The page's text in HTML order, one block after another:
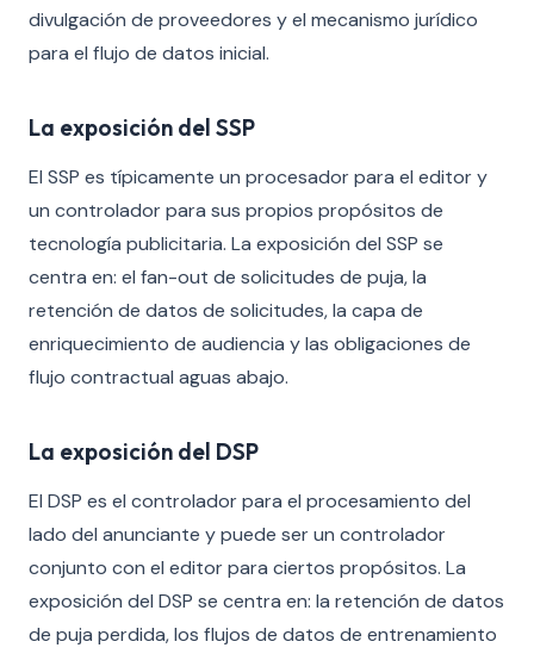
divulgación de proveedores y el mecanismo jurídico
para el flujo de datos inicial.
La exposición del SSP
El SSP es típicamente un procesador para el editor y
un controlador para sus propios propósitos de
tecnología publicitaria. La exposición del SSP se
centra en: el fan-out de solicitudes de puja, la
retención de datos de solicitudes, la capa de
enriquecimiento de audiencia y las obligaciones de
flujo contractual aguas abajo.
La exposición del DSP
El DSP es el controlador para el procesamiento del
lado del anunciante y puede ser un controlador
conjunto con el editor para ciertos propósitos. La
exposición del DSP se centra en: la retención de datos
de puja perdida, los flujos de datos de entrenamiento